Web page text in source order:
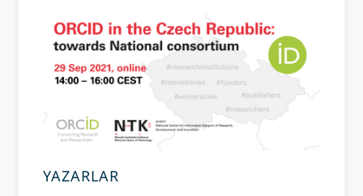
YAZARLAR